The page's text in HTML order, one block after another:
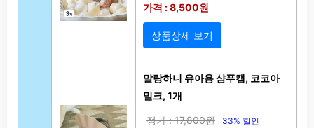
가격 : 8,500원
상품상세 보기
말랑하니 유아용 샴푸캡, 코코아
밀크, 1개
정가 : 17,800원 33% 할인